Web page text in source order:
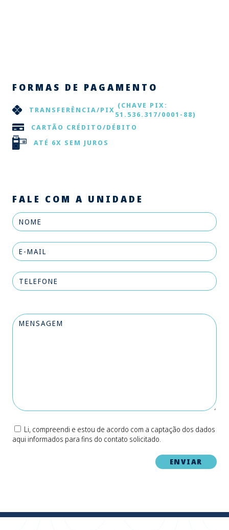
FORMAS DE PAGAMENTO
TRANSFERÊNCIA/PIX (CHAVE PIX:
51.536.317/0001-88)
CARTÃO CRÉDITO/DÉBITO
ATÉ 6X SEM JUROS
FALE COM A UNIDADE
Li, compreendi e estou de acordo com a captação dos dados
aqui informados para fins do contato solicitado.